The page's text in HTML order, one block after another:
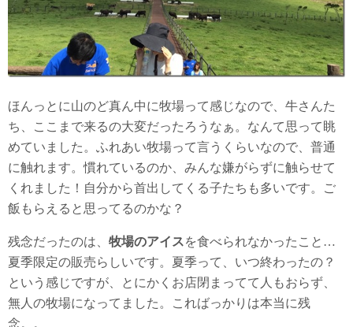
ほんっとに山のど真ん中に牧場って感じなので、牛さんた
ち、ここまで来るの大変だったろうなぁ。なんて思って眺
めていました。ふれあい牧場って言うくらいなので、普通
に触れます。慣れているのか、みんな嫌がらずに触らせて
くれました！自分から首出してくる子たちも多いです。ご
飯もらえると思ってるのかな？
残念だったのは、 牧場のアイスを食べられなかったこと…
夏季限定の販売らしいです。夏季って、いつ終わったの？
という感じですが、とにかくお店閉まってて人もおらず、
無人の牧場になってました。こればっかりは本当に残
念。。